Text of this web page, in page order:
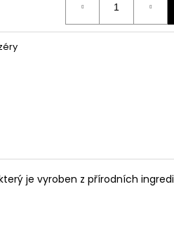
je vyroben z přírodních